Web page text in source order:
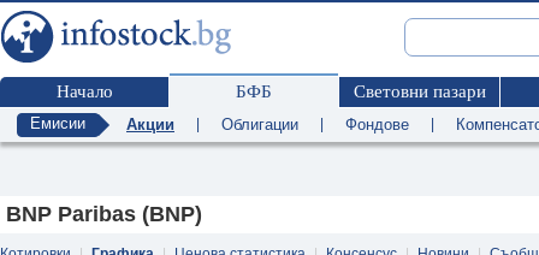
Начало БФБ Световни пазари
Емисии Акции Облигации Фондове
BNP Paribas (BNP)